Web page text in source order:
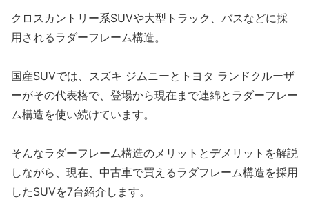
クロスカントリー系SUVや大型トラック、バスなどに採
用されるラダーフレーム構造。
国産SUVでは、スズキ ジムニーとトヨタ ランドクルーザ
ーがその代表格で、登場から現在まで連綿とラダーフレー
ム構造を使い続けています。
そんなラダーフレーム構造のメリットとデメリットを解説
しながら、現在、中古車で買えるラダフレーム構造を採用
したSUVを7台紹介します。